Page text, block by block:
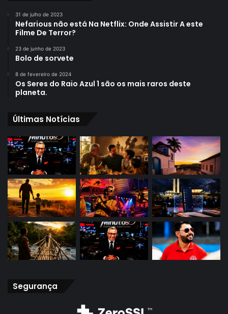
31 de julho de 2023
Nefarious não está Na Netflix: Onde Assistir A este
Filme De Terror?
23 de junho de 2023
Bolo de sorvete
8 de fevereiro de 2024
Os Seres do Raio Azul 1 são os mais raros deste
planeta.
Últimas Notícias
Segurança